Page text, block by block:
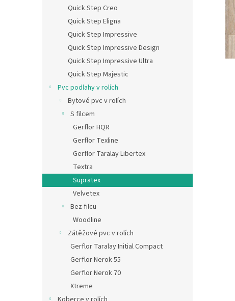
Quick Step Creo
Quick Step Eligna
Quick Step Impressive
Quick Step Impressive Design
Quick Step Impressive Ultra
Quick Step Majestic
Pvc podlahy v rolích
Bytové pvc v rolích
S filcem
Gerflor HQR
Gerflor Texline
Gerflor Taralay Libertex
Textra
Supratex
Velvetex
Bez filcu
Woodline
Zátěžové pvc v rolích
Gerflor Taralay Initial Compact
Gerflor Nerok 55
Gerflor Nerok 70
Xtreme